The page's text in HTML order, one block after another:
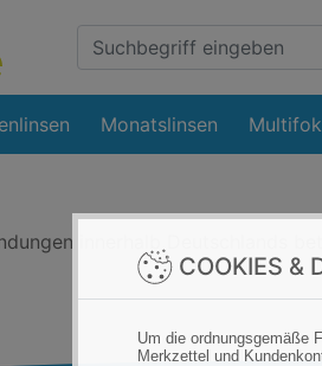
COOKIES &
Um die ordnungsgemäße
Merkzettel und
Suche
Eingabefeld
Monatslinsen
innerhalb Deutschlands